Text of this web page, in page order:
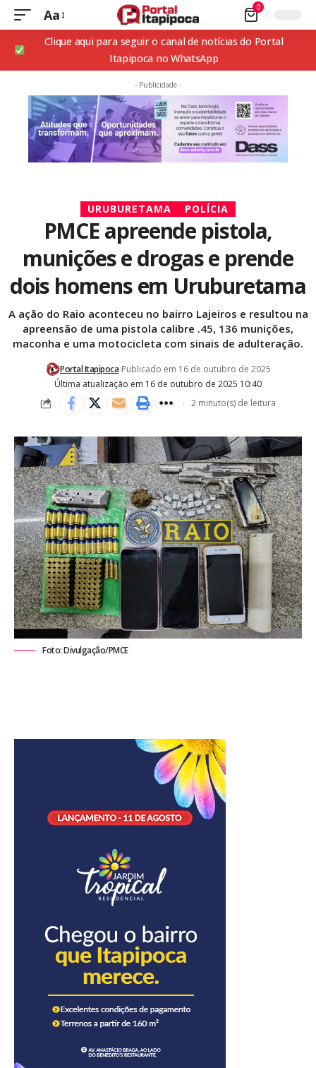
Aa 0
Clique aqui para seguir o canal de notícias do Portal
Itapipoca no WhatsApp
- Publicidade -
URUBURETAMA POLÍCIA
PMCE apreende pistola,
munições e drogas e prende
dois homens em Uruburetama
A ação do Raio aconteceu no bairro Lajeiros e resultou na
apreensão de uma pistola calibre .45, 136 munições,
maconha e uma motocicleta com sinais de adulteração.
Última atualização em 16 de outubro de 2025 10:40
Portal Itapipoca Publicado em 16 de outubro de 2025
2 minuto(s) de leitura
Foto: Divulgação/PMCE